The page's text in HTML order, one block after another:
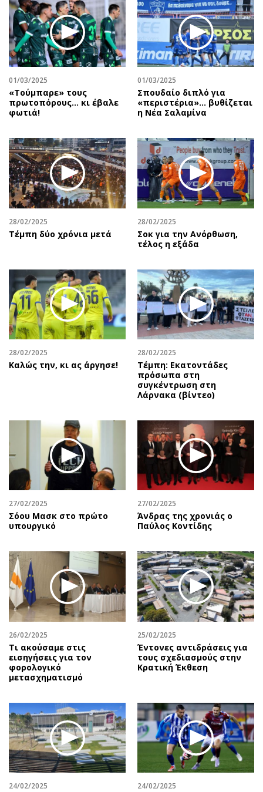
01/03/2025
«Τούμπαρε» τους
πρωτοπόρους… κι έβαλε
φωτιά!
01/03/2025
Σπουδαίο διπλό για
«περιστέρια»... βυθίζεται
η Νέα Σαλαμίνα
28/02/2025
Τέμπη δύο χρόνια μετά
28/02/2025
Σοκ για την Ανόρθωση,
τέλος η εξάδα
28/02/2025
Καλώς την, κι ας άργησε!
28/02/2025
Τέμπη: Εκατοντάδες
πρόσωπα στη
συγκέντρωση στη
Λάρνακα (βίντεο)
27/02/2025
Σόου Μασκ στο πρώτο
υπουργικό
27/02/2025
Άνδρας της χρονιάς ο
Παύλος Κοντίδης
26/02/2025
Τι ακούσαμε στις
εισηγήσεις για τον
φορολογικό
μετασχηματισμό
25/02/2025
Έντονες αντιδράσεις για
τους σχεδιασμούς στην
Κρατική Έκθεση
24/02/2025 24/02/2025